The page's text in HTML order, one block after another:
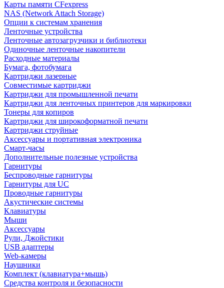
Карты памяти CFexpress
NAS (Network Attach Storage)
Опции к системам хранения
Ленточные устройства
Ленточные автозагрузчики и библиотеки
Одиночные ленточные накопители
Расходные материалы
Бумага, фотобумага
Картриджи лазерные
Совместимые картриджи
Картриджи для промышленной печати
Картриджи для ленточных принтеров для маркировки
Тонеры для копиров
Картриджи для широкоформатной печати
Картриджи струйные
Аксессуары и портативная электроника
Смарт-часы
Дополнительные полезные устройства
Гарнитуры
Беспроводные гарнитуры
Гарнитуры для UC
Проводные гарнитуры
Акустические системы
Клавиатуры
Мыши
Аксессуары
Рули, Джойстики
USB адаптеры
Web-камеры
Наушники
Комплект (клавиатура+мышь)
Средства контроля и безопасности